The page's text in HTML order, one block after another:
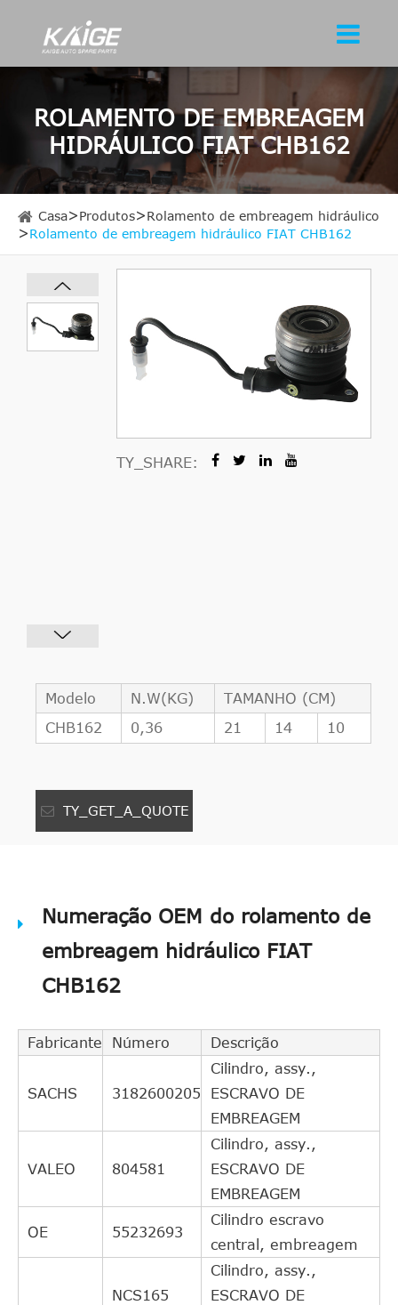
ROLAMENTO DE EMBREAGEM
HIDRÁULICO FIAT CHB162
Casa Produtos
Rolamento de embreagem hidráulico
Rolamento de embreagem hidráulico FIAT CHB162
TY_SHARE:
Modelo N.W(KG)
TAMANHO (CM)
CHB162
0,36 21 14 10
TY_GET_A_QUOTE
Numeração OEM do rolamento de
embreagem hidráulico FIAT
CHB162
Fabricante Número Descrição
SACHS 3182600205
Cilindro, assy.,
ESCRAVO DE
EMBREAGEM
VALEO 804581
Cilindro, assy.,
ESCRAVO DE
EMBREAGEM
OE 55232693
Cilindro escravo
central, embreagem
NCS165
Cilindro, assy.,
ESCRAVO DE